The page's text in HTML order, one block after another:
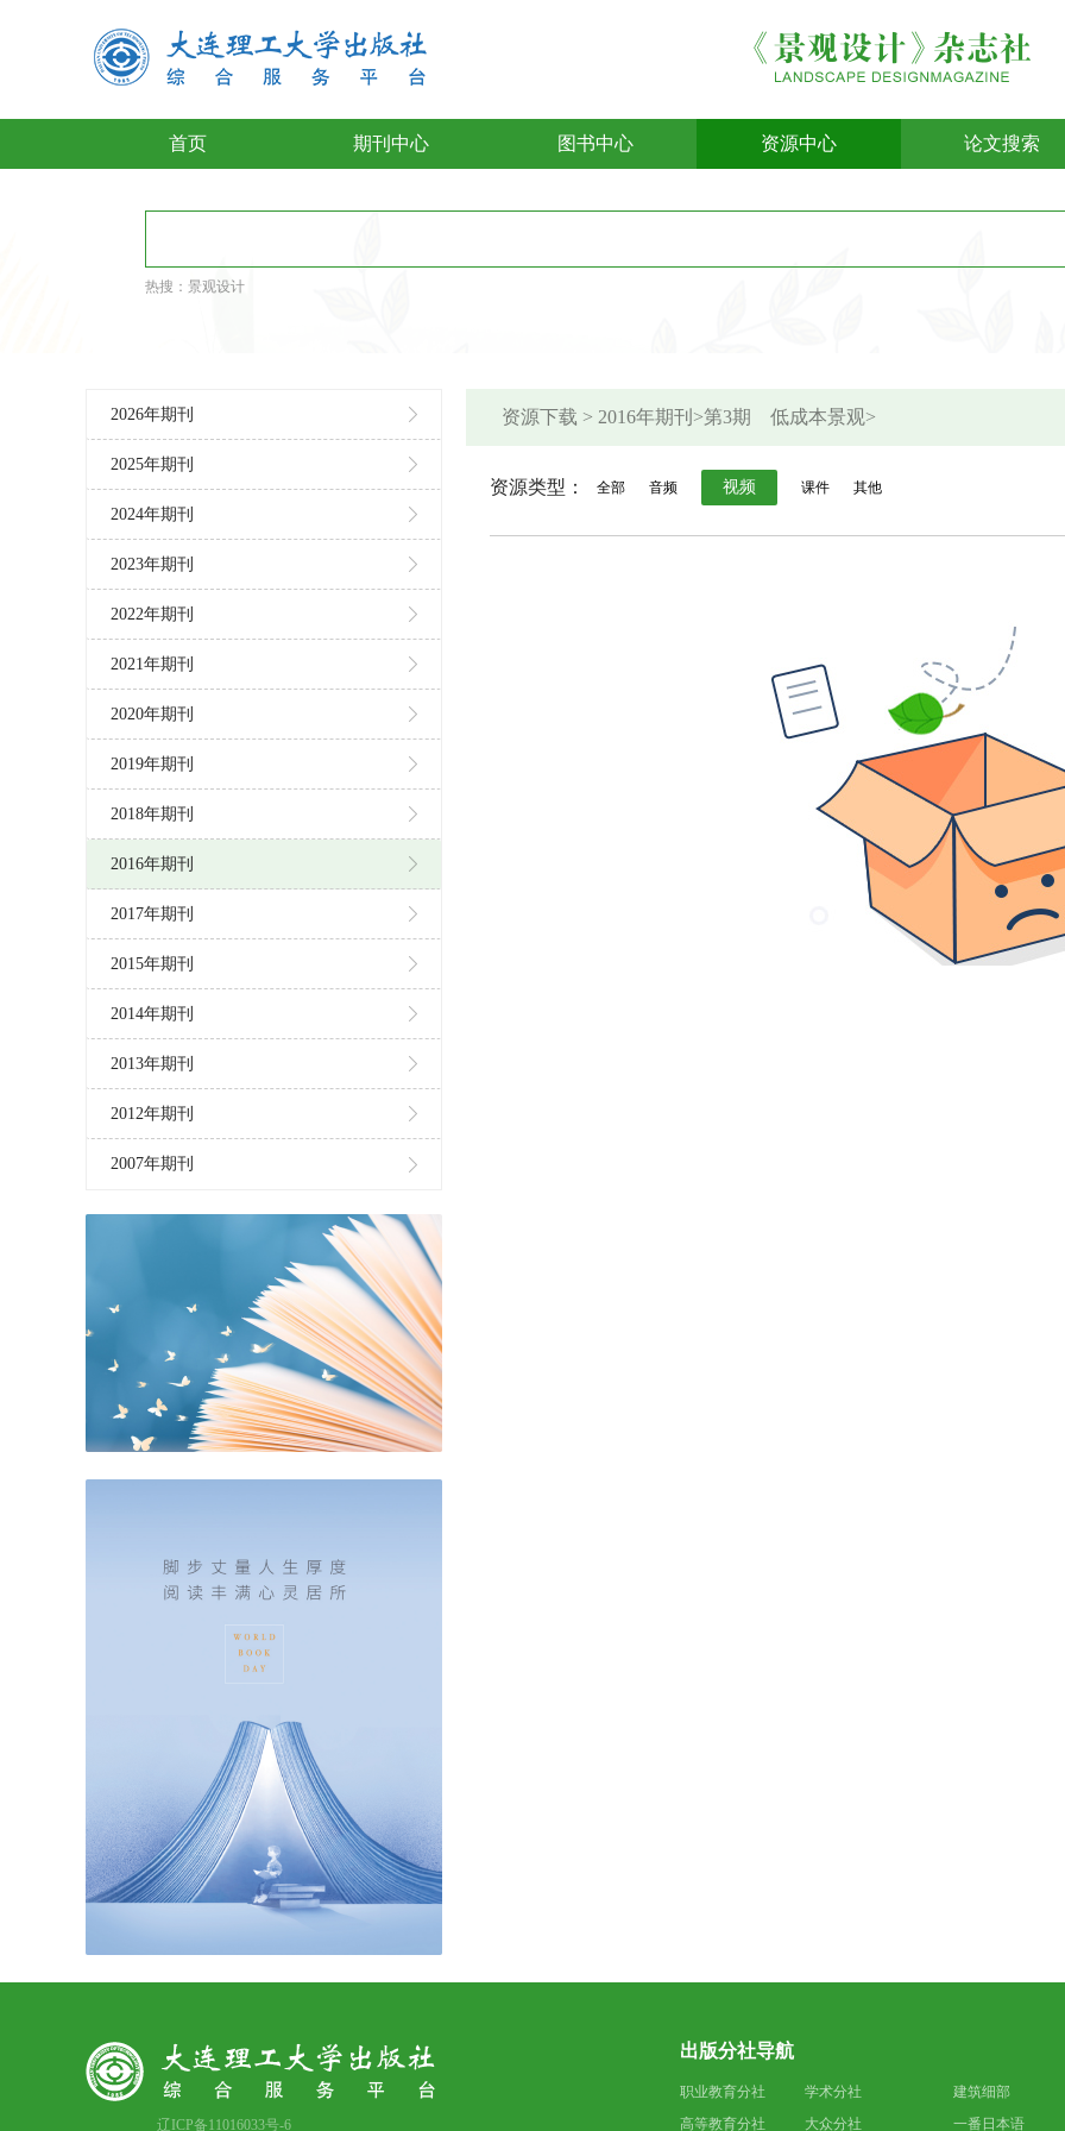
首页 期刊中心 图书中心 资源中心 论文搜索
热搜： 景观设计
2026年期刊
2025年期刊
2024年期刊
2023年期刊
2022年期刊
2021年期刊
2020年期刊
2019年期刊
2018年期刊
2016年期刊
2017年期刊
2015年期刊
2014年期刊
2013年期刊
2012年期刊
2007年期刊
资源下载 > 2016年期刊>第3期 低成本景观>
资源类型： 全部 音频 视频 课件 其他
辽ICP备11016033号-6
出版分社导航
职业教育分社
学术分社
高等教育分社
大众分社
建筑细部
一番日本语